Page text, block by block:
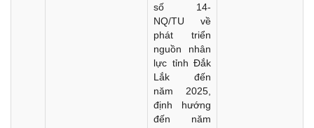
số 14-
NQ/TU về
phát triển
nguồn nhân
lực tỉnh Đắk
Lắk đến
năm 2025,
định hướng
đến năm